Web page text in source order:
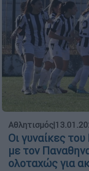
Αθλητισμός|
Οι γυναίκες
με τον
ολοταχώς για